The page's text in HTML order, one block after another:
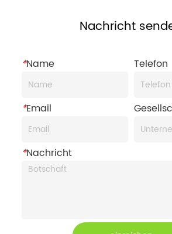
Nachricht
*Name Telefon
*Email
*Nachricht